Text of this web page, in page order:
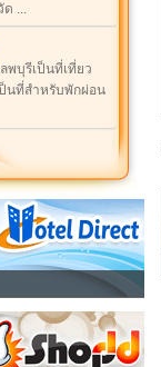
ด ...
พบุรีเป็นที่เที่ยว
นที่สำหรับพักผ่อน